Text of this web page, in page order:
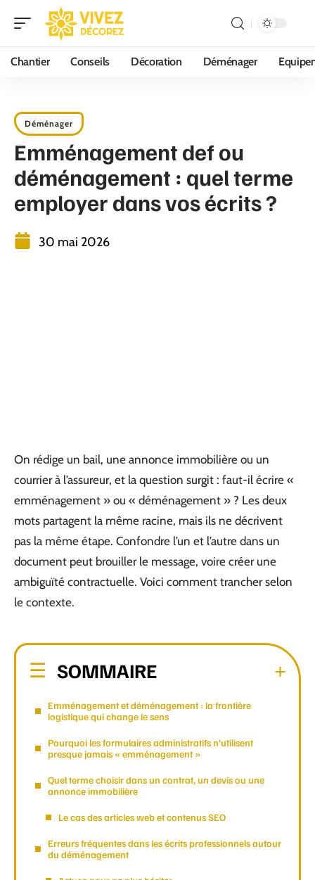
Chantier Conseils Décoration Déménager
Déménager
Emménagement def ou
déménagement : quel terme
employer dans vos écrits ?
30 mai 2026
On rédige un bail, une annonce immobilière ou un
courrier à l’assureur, et la question surgit : faut-il écrire «
emménagement » ou « déménagement » ? Les deux
mots partagent la même racine, mais ils ne décrivent
pas la même étape. Confondre l’un et l’autre dans un
document peut brouiller le message, voire créer une
ambiguïté contractuelle. Voici comment trancher selon
le contexte.
SOMMAIRE
Emménagement et déménagement : la frontière
logistique qui change le sens
Pourquoi les formulaires administratifs n’utilisent
presque jamais « emménagement »
Quel terme choisir dans un contrat, un devis ou une
annonce immobilière
Le cas des articles web et contenus SEO
Erreurs fréquentes dans les écrits professionnels autour
du déménagement